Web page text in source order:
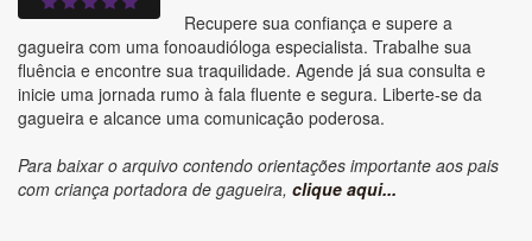
Recupere sua confiança e supere a
gagueira com uma fonoaudióloga especialista. Trabalhe sua
fluência e encontre sua traquilidade. Agende já sua consulta e
inicie uma jornada rumo à fala fluente e segura. Liberte-se da
gagueira e alcance uma comunicação poderosa.
Para baixar o arquivo contendo orientações importante aos pais
com criança portadora de gagueira, clique aqui...